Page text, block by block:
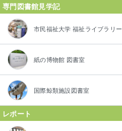
専門図書館見学記
市民福祉大学 福祉ライブラリー
紙の博物館 図書室
国際鯨類施設図書室
レポート